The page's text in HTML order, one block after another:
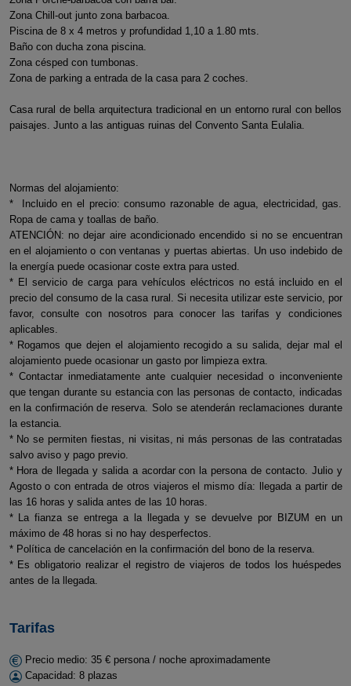
Zona Chill-out junto zona barbacoa.
Piscina de 8 x 4 metros y profundidad 1,10 a 1.80 mts.
Baño con ducha zona piscina.
Zona césped con tumbonas.
Zona de parking a entrada de la casa para 2 coches.
Casa rural de bella arquitectura tradicional en un entorno rural con bellos
paisajes. Junto a las antiguas ruinas del Convento Santa Eulalia.
Normas del alojamiento:
* Incluido en el precio: consumo razonable de agua, electricidad, gas.
Ropa de cama y toallas de baño.
ATENCIÓN: no dejar aire acondicionado encendido si no se encuentran
en el alojamiento o con ventanas y puertas abiertas. Un uso indebido de
la energía puede ocasionar coste extra para usted.
* El servicio de carga para vehículos eléctricos no está incluido en el
precio del consumo de la casa rural. Si necesita utilizar este servicio, por
favor, consulte con nosotros para conocer las tarifas y condiciones
aplicables.
* Rogamos que dejen el alojamiento recogido a su salida, dejar mal el
alojamiento puede ocasionar un gasto por limpieza extra.
* Contactar inmediatamente ante cualquier necesidad o inconveniente
que tengan durante su estancia con las personas de contacto, indicadas
en la confirmación de reserva. Solo se atenderán reclamaciones durante
la estancia.
* No se permiten fiestas, ni visitas, ni más personas de las contratadas
salvo aviso y pago previo.
* Hora de llegada y salida a acordar con la persona de contacto. Julio y
Agosto o con entrada de otros viajeros el mismo día: llegada a partir de
las 16 horas y salida antes de las 10 horas.
* La fianza se entrega a la llegada y se devuelve por BIZUM en un
máximo de 48 horas si no hay desperfectos.
* Política de cancelación en la confirmación del bono de la reserva.
* Es obligatorio realizar el registro de viajeros de todos los huéspedes
antes de la llegada.
Tarifas
Precio medio: 35 € persona / noche aproximadamente
Capacidad: 8 plazas